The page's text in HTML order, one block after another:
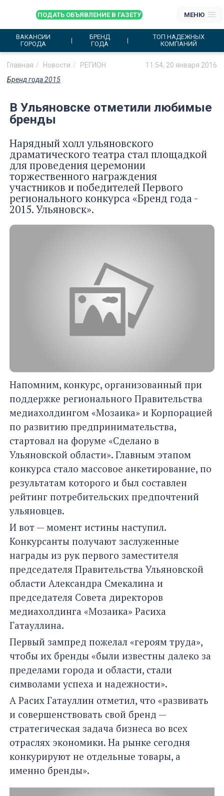
ПОДАТЬ ОБЪЯВЛЕНИЕ В ГАЗЕТУ МЕНЮ
ВАКАНСИИ
ГОРОДА
БРЕНД
ГОДА
ТОП НАДЕЖНЫХ
КОМПАНИЙ
Главная Новости РЕГИОН
11:54, 20 января 2016
Бренд года 2015
В Ульяновске отметили любимые
бренды
Нарядный холл ульяновского
драматического театра стал площадкой
для проведения церемонии
торжественного награждения
участников и победителей Первого
регионального конкурса «Бренд года -
2015. Ульяновск».
Напомним, конкурс, организованный при
поддержке регионального Правительства
медиахолдингом «Мозаика» и Корпорацией
по развитию предпринимательства,
стартовал на форуме «Сделано в
Ульяновской области». Главным этапом
конкурса стало массовое анкетирование, по
результатам которого и был составлен
рейтинг потребительских предпочтений
ульяновцев.
И вот — момент истины наступил.
Конкурсанты получают заслуженные
награды из рук первого заместителя
председателя Правительства Ульяновской
области Александра Смекалина и
председателя Совета директоров
медиахолдинга «Мозаика» Расиха
Гатауллина.
Первый зампред пожелал «героям труда»,
чтобы их бренды «были известны далеко за
пределами города и области, стали
символами успеха и надежности».
А Расих Гатауллин отметил, что «развивать
и совершенствовать свой бренд —
стратегическая задача бизнеса во всех
отраслях экономики. На рынке сегодня
конкурируют не отдельные товары, а
именно бренды».